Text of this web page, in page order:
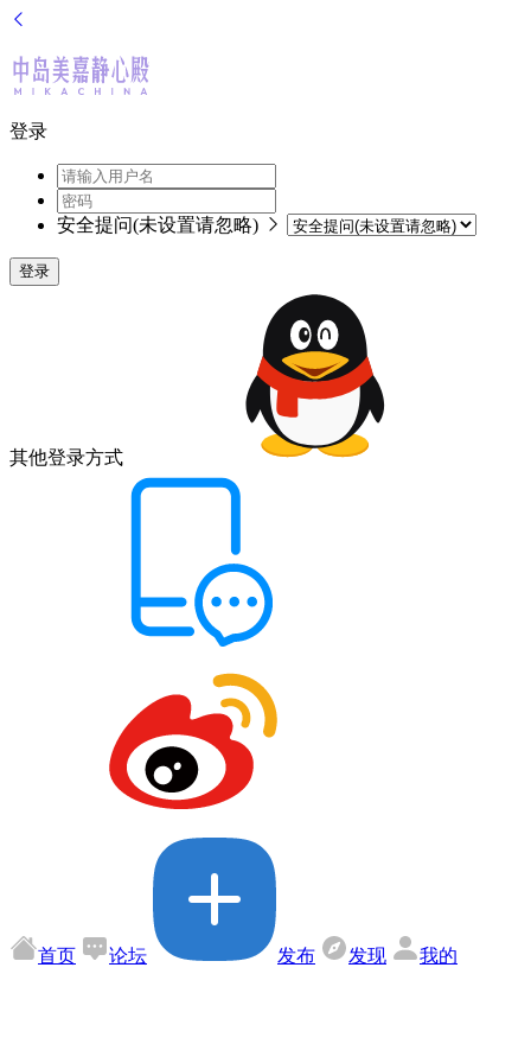
登录
安全提问(未设置请忽略)
登录
其他登录方式
首页 论坛 发布 发现 我的